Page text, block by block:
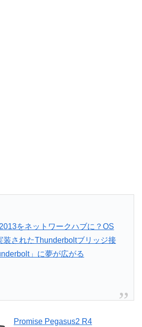
をネットワークハブに？OS
装されたThunderboltブリッジ接
」に夢が広がる
Promise Pegasus2 R4